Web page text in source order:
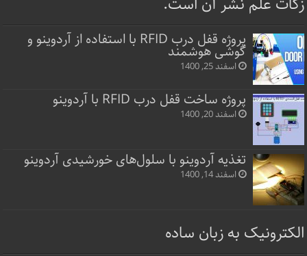
پروژه قفل‌ درب RFID با استفاده از آردوینو و
گوشی هوشمند
اسفند 25, 1400
پروژه ساخت قفل‌ درب RFID با آردوینو
اسفند 20, 1400
تغذیه آردوینو با سلول‌های خورشیدی آردوینو
اسفند 14, 1400
الکترونیک به زبان ساده